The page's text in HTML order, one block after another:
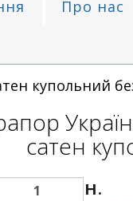
Про нас
купольний
сатен
3300 грн.